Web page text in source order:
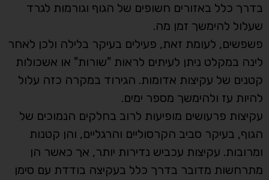
בדרך כלל באזורים חשופים של הגוף וגורמות לגרד
שעלול להימשך זמן מה.
פשפשים, לעומת זאת, פעילים בעיקר בלילה ולכן לאחר
לינה במקלט ניתן לעיתים לראות "שורות" או אשכולות
קטנים של עקיצות אדומות. הגירוד במקרה כזה עלול
להיות עז ולהימשך מספר ימים.
עקיצות פרעושים מופיעות לרוב בחלקים הנמוכים של
הגוף, בעיקר סביב הקרסוליים והרגליים, והן קטנות
ומרובות. עקיצות עכביש נדירות יותר, אך כאשר הן
מתרחשות מדובר בדרך כלל בעקיצה בודדת עם סימן